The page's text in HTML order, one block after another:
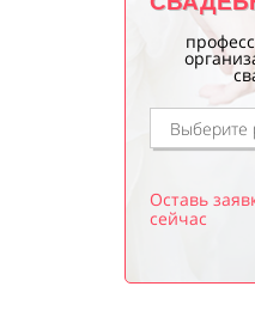
Оставь
сейчас